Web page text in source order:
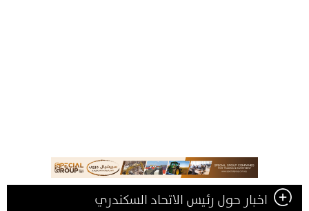
اخبار حول رئيس الاتحاد السكندري